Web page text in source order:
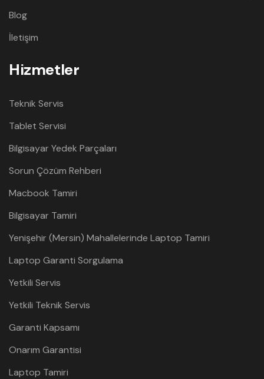
Blog
İletişim
Hizmetler
Teknik Servis
Tablet Servisi
Bilgisayar Yedek Parçaları
Sorun Çözüm Rehberi
Macbook Tamiri
Bilgisayar Tamiri
Yenişehir (Mersin) Mahallelerinde Laptop Tamiri
Laptop Garanti Sorgulama
Yetkili Servis
Yetkili Teknik Servis
Garanti Kapsamı
Onarım Garantisi
Laptop Tamiri